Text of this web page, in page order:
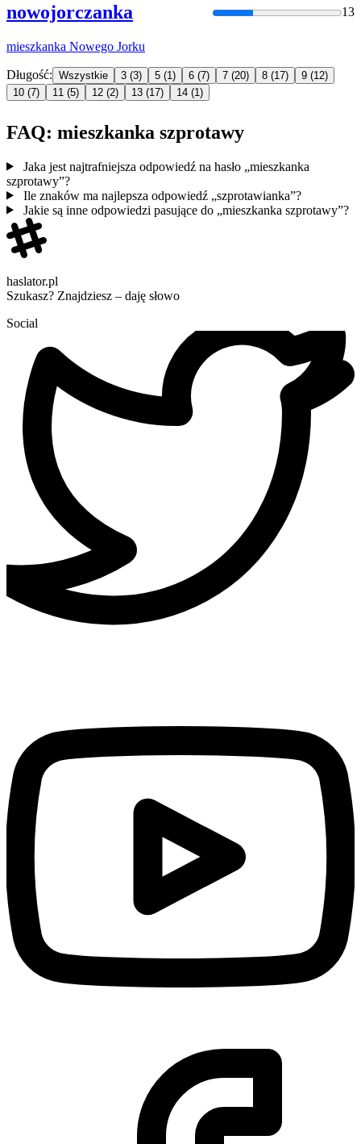
nowojorczanka 13
mieszkanka Nowego Jorku
Długość: Wszystkie 3 (3) 5 (1) 6 (7) 7 (20) 8 (17) 9 (12)
10 (7) 11 (5) 12 (2) 13 (17) 14 (1)
FAQ: mieszkanka szprotawy
Jaka jest najtrafniejsza odpowiedź na hasło „mieszkanka
szprotawy”?
Ile znaków ma najlepsza odpowiedź „szprotawianka”?
Jakie są inne odpowiedzi pasujące do „mieszkanka szprotawy”?
haslator.pl
Szukasz? Znajdziesz – daję słowo
Social